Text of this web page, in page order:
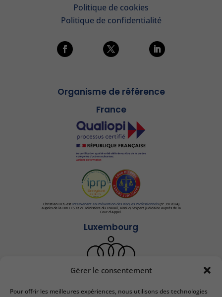
Gérer le consentement
Pour offrir les meilleures expériences, nous utilisons des technologies
Organisme de référence
France
Christian BOS est Intervenant en Prévention des Risques Professionnels(n° 39/2024)
auprès de la DREETS et du Ministère du Travail, ainsi qu'expert judiciaire auprès de la
Cour d'Appel.
Luxembourg
Politique de cookies
Politique de confidentialité